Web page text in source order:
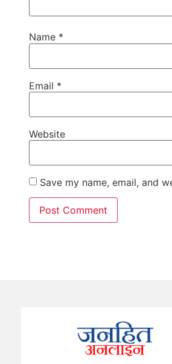
Name *
Email *
Website
Save my name, email, and